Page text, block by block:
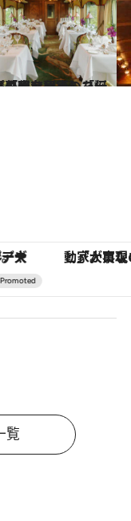
尽くした伝説の豪華寝台列車の「誕生」と「現在」
出かけ
実現させたナイジェリアの自然環境の復活
覧